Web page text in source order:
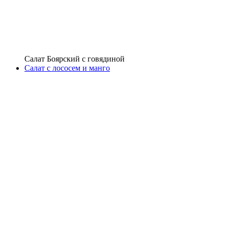
Салат Боярский с говядиной
Салат с лососем и манго